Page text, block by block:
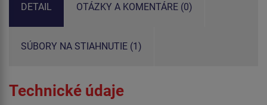
DETAIL OTÁZKY A KOMENTÁRE (0)
SÚBORY NA STIAHNUTIE (1)
Technické údaje